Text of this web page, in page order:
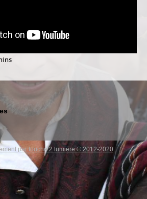
par touche 2 lumiere © 2012-2020